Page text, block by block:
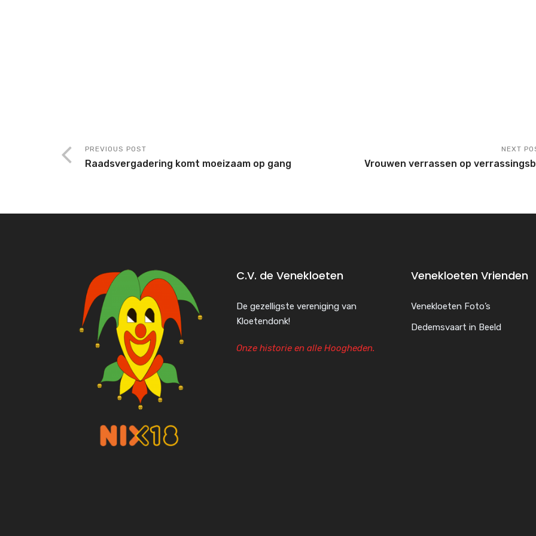
PREVIOUS POST
Raadsvergadering komt moeizaam op gang
NEXT
Vrouwen verrassen op
C.V. de Venekloeten
De gezelligste vereniging van
Kloetendonk!
Onze historie en alle Hoogheden.
Venekloeten Vrienden
Venekloeten Foto’s
Dedemsvaart in Beeld